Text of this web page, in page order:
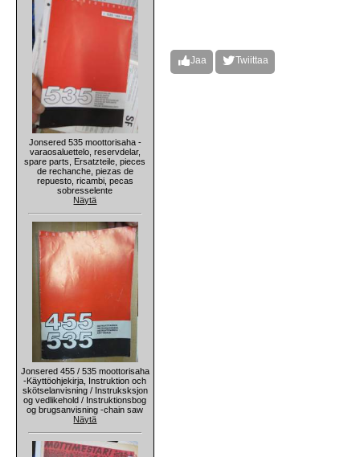
Jonsered 535 moottorisaha -
varaosaluettelo, reservdelar,
spare parts, Ersatzteile, pieces
de rechanche, piezas de
repuesto, ricambi, pecas
sobresselente
Näytä
Jonsered 455 / 535 moottorisaha
-Käyttöohjekirja, Instruktion och
skötselanvisning / Instruksksjon
og vedlikehold / Instruktionsbog
og brugsanvisning -chain saw
Näytä
Jaa Twiittaa